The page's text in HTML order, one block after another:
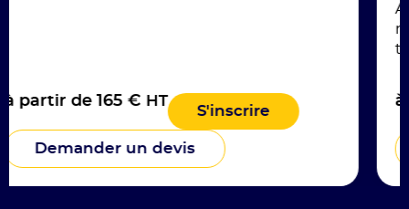
Alerter les pompiers,
malaise, un accident, c’est
à partir de 175 €
Demander un devis